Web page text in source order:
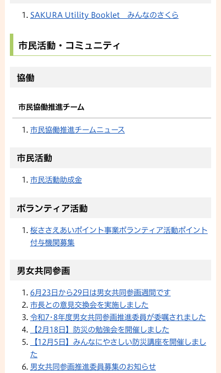
SAKURA Utility Booklet みんなのさくら
市民活動・コミュニティ
協働
市民協働推進チーム
市民協働推進チームニュース
市民活動
市民活動助成金
ボランティア活動
桜ささえあいポイント事業ボランティア活動ポイント
付与機関募集
男女共同参画
6月23日から29日は男女共同参画週間です
市長との意見交換会を実施しました
令和7･8年度男女共同参画推進委員が委嘱されました
【2月18日】防災の勉強会を開催しました
【12月5日】みんなにやさしい防災講座を開催しまし
た
男女共同参画推進委員募集のお知らせ